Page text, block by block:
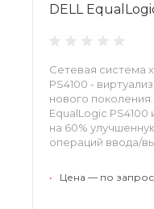
DELL
Сетевая система
PS4100 -
нового
EqualLogic
на 60%
операций ввода/
предыдущих
• Цена — по